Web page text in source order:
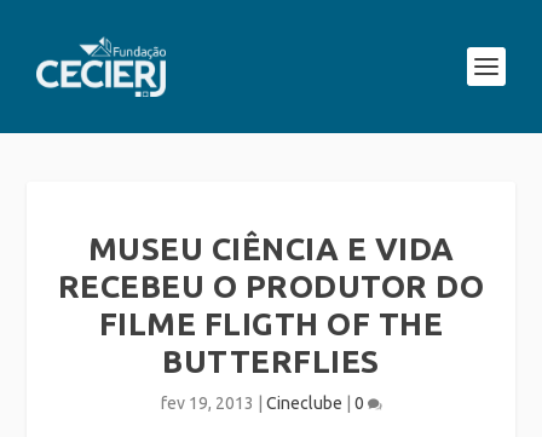
MUSEU CIÊNCIA E VIDA
RECEBEU O PRODUTOR DO
FILME FLIGTH OF THE
BUTTERFLIES
fev 19, 2013 Cineclube 0